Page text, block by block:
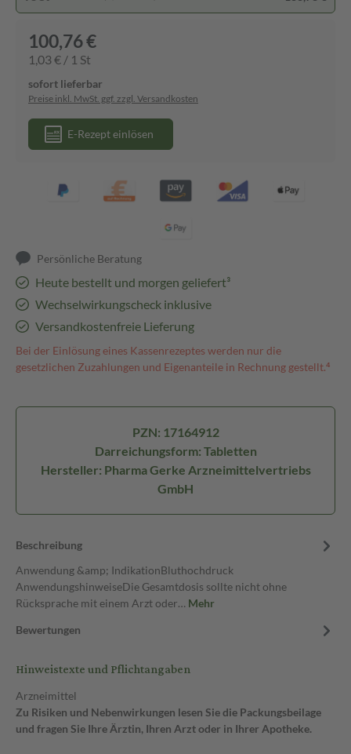
100,76 €
1,03 € / 1 St
sofort lieferbar
Preise inkl. MwSt. ggf. zzgl. Versandkosten
E-Rezept einlösen
Persönliche Beratung
Heute bestellt und morgen geliefert³
Wechselwirkungscheck inklusive
Versandkostenfreie Lieferung
Bei der Einlösung eines Kassenrezeptes werden nur die
gesetzlichen Zuzahlungen und Eigenanteile in Rechnung gestellt.⁴
PZN: 17164912
Darreichungsform: Tabletten
Hersteller: Pharma Gerke Arzneimittelvertriebs
GmbH
Beschreibung
Anwendung &amp; IndikationBluthochdruck
AnwendungshinweiseDie Gesamtdosis sollte nicht ohne
Rücksprache mit einem Arzt oder… Mehr
Bewertungen
Hinweistexte und Pflichtangaben
Arzneimittel
Zu Risiken und Nebenwirkungen lesen Sie die Packungsbeilage
und fragen Sie Ihre Ärztin, Ihren Arzt oder in Ihrer Apotheke.